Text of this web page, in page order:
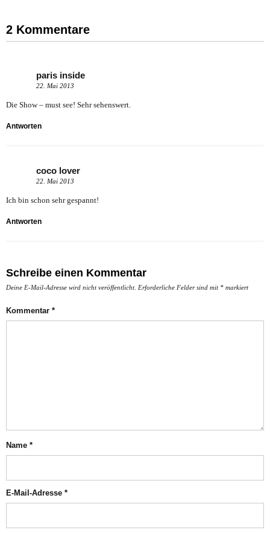
2 Kommentare
paris inside
22. Mai 2013
Die Show – must see! Sehr sehenswert.
Antworten
coco lover
22. Mai 2013
Ich bin schon sehr gespannt!
Antworten
Schreibe einen Kommentar
Deine E-Mail-Adresse wird nicht veröffentlicht. Erforderliche Felder sind mit * markiert
Kommentar *
Name *
E-Mail-Adresse *